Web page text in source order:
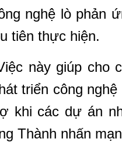
nghệ lò phản
tiên thực hiện.
này giúp cho
triển công
khi các dự án
Thành nhấn